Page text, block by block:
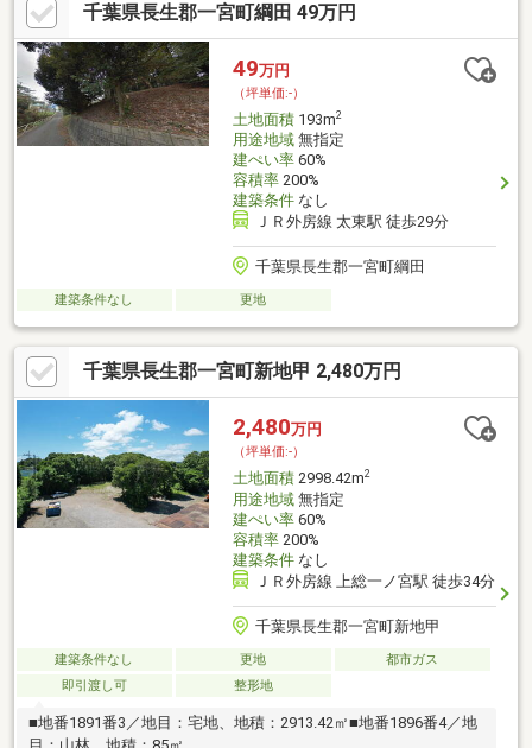
千葉県長生郡一宮町綱田 49万円
49万円
（坪単価:-）
土地面積193m2
用途地域無指定
建ぺい率60%
容積率200%
建築条件なし
ＪＲ外房線 太東駅 徒歩29分
千葉県長生郡一宮町綱田
建築条件なし 更地
千葉県長生郡一宮町新地甲 2,480万円
2,480万円
（坪単価:-）
土地面積2998.42m2
用途地域無指定
建ぺい率60%
容積率200%
建築条件なし
ＪＲ外房線 上総一ノ宮駅 徒歩34分
千葉県長生郡一宮町新地甲
建築条件なし 更地
都市ガス
即引渡し可
整形地
■地番1891番3／地目：宅地、地積：2913.42㎡■地番1896番4／地